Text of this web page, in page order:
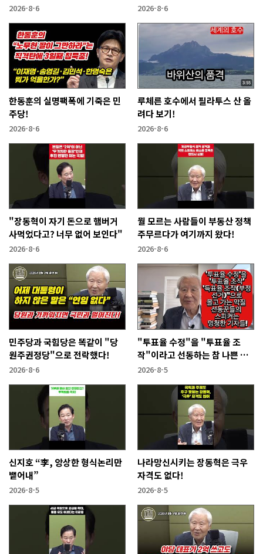
2026-8-6 2026-8-6
한동훈의 실명팩폭에 기죽은 민
주당!
2026-8-6
루체른 호수에서 필라투스 산 올
려다 보기!
2026-8-6
"장동혁이 자기 돈으로 햄버거
사먹었다고? 너무 없어 보인다"
2026-8-6
뭘 모르는 사람들이 부동산 정책
주무르다가 여기까지 왔다!
2026-8-6
민주당과 국힘당은 똑같이 "당
원주권정당"으로 전락했다!
2026-8-6
"투표율 수정"을 "투표율 조
작"이라고 선동하는 참 나쁜 사
람들!
2026-8-5
신지호 “李, 앙상한 형식논리만
뱉어내”
2026-8-5
나라망신시키는 장동혁은 극우
자격도 없다!
2026-8-5